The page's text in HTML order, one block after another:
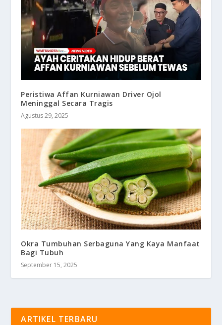
Peristiwa Affan Kurniawan Driver Ojol
Meninggal Secara Tragis
Agustus 29, 2025
Okra Tumbuhan Serbaguna Yang Kaya Manfaat
Bagi Tubuh
September 15, 2025
ARTIKEL TERBARU